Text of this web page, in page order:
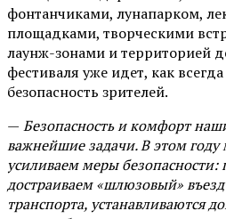
фонтанчиками, лунапарком,
площадками, творческими
лаунж-зонами и территорией
фестиваля уже идет, как
безопасность зрителей.
— Безопасность и комфорт
важнейшие задачи. В этом
усиливаем меры безопасности:
достраиваем «шлюзовый» въезд
транспорта, устанавливаются